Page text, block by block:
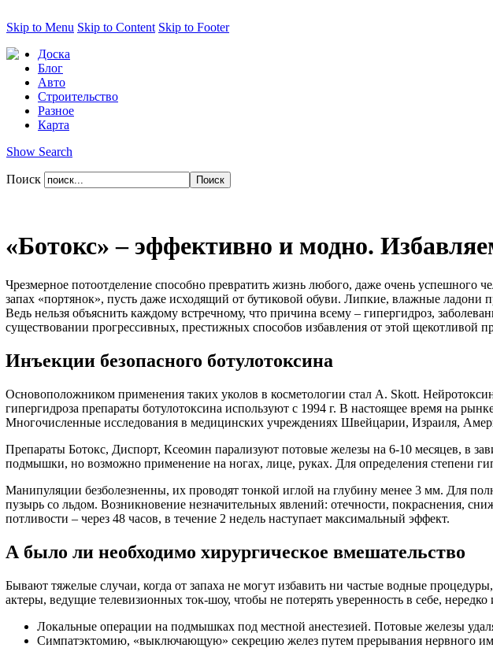
Skip to Menu Skip to Content Skip to Footer
Доска
Блог
Авто
Строительство
Разное
Карта
Show Search
Поиск
«Ботокс» – эффективно и модно.
Чрезмерное потоотделение способно превратить жизнь любого, даже очень
запах «портянок», пусть даже исходящий от бутиковой обуви. Липкие, влажные
Ведь нельзя объяснить каждому встречному, что причина всему – гипергидроз,
существовании прогрессивных, престижных способов избавления от этой щекотливой
Инъекции безопасного ботулотоксина
Основоположником применения таких уколов в косметологии стал A. Skott.
гипергидроза препараты ботулотоксина используют с 1994 г. В настоящее время на
Многочисленные исследования в медицинских учреждениях Швейцарии, Израиля,
Препараты Ботокс, Диспорт, Ксеомин парализуют потовые железы на 6-10 месяцев, в
подмышки, но возможно применение на ногах, лице, руках. Для определения степени
Манипуляции безболезненны, их проводят тонкой иглой на глубину менее 3 мм. Для
пузырь со льдом. Возникновение незначительных явлений: отечности, покраснения,
потливости – через 48 часов, в течение 2 недель наступает максимальный эффект.
А было ли необходимо хирургическое вмешательство
Бывают тяжелые случаи, когда от запаха не могут избавить ни частые водные
актеры, ведущие телевизионных ток-шоу, чтобы не потерять уверенность в себе,
Локальные операции на подмышках под местной анестезией. Потовые железы
Симпатэктомию, «выключающую» секрецию желез путем прерывания нервного